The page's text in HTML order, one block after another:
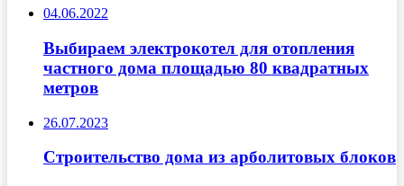
04.06.2022
Выбираем электрокотел для отопления
частного дома площадью 80 квадратных
метров
26.07.2023
Строительство дома из арболитовых блоков